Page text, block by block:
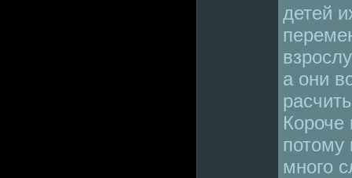
детей
а они
Короче
потому
много